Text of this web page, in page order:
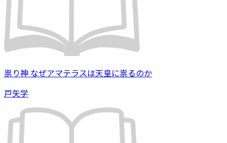
祟り神 なぜアマテラスは天皇に祟るのか
戸矢学